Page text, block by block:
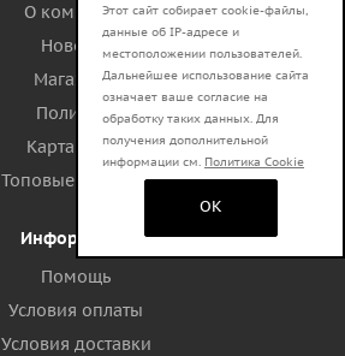
О компании
Новости
Магазины
Политика
Карта сайта
Топовые запросы
Информация
Помощь
Условия оплаты
Условия доставки
Этот сайт собирает cookie-файлы,
данные об IP-адресе и
местоположении пользователей.
Дальнейшее использование сайта
означает ваше согласие на
обработку таких данных. Для
получения дополнительной
информации см. Политика Cookie
OK